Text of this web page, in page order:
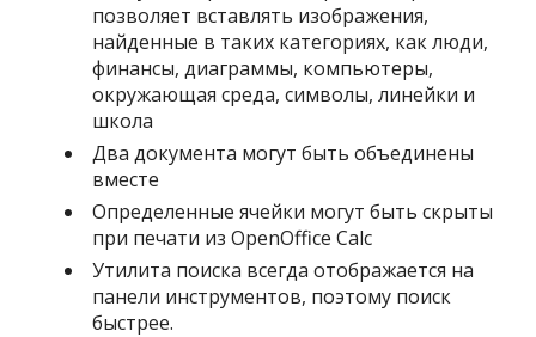
позволяет вставлять изображения,
найденные в таких категориях, как люди,
финансы, диаграммы, компьютеры,
окружающая среда, символы, линейки и
школа
Два документа могут быть объединены
вместе
Определенные ячейки могут быть скрыты
при печати из OpenOffice Calc
Утилита поиска всегда отображается на
панели инструментов, поэтому поиск
быстрее.